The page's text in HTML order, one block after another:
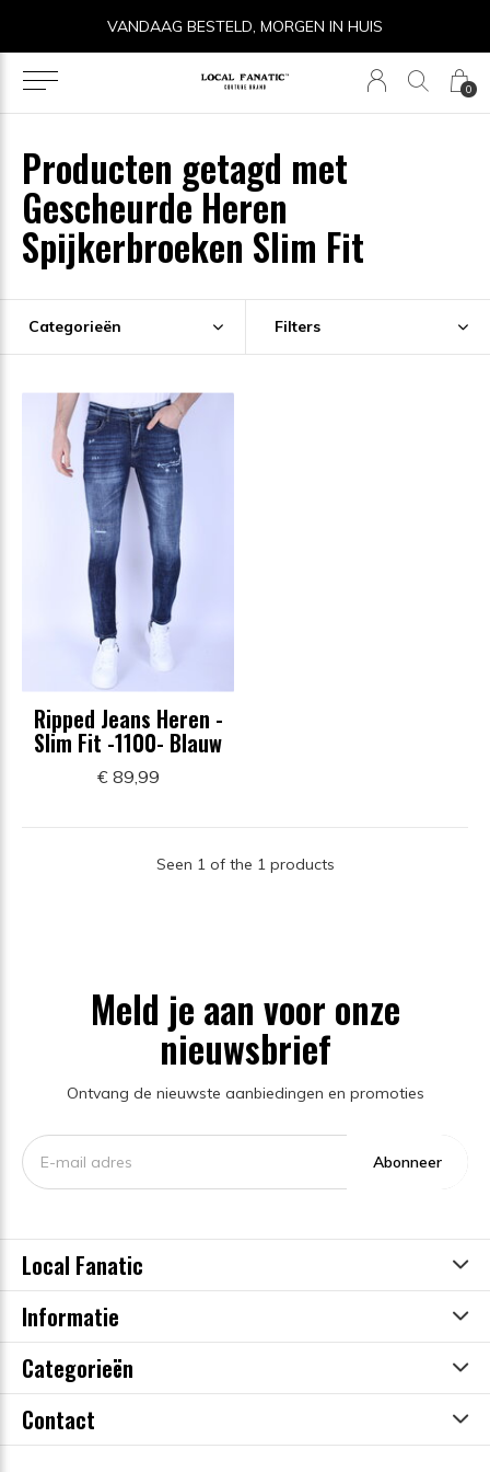
0
VANDAAG BESTELD, MORGEN IN HUIS
Producten getagd met
Gescheurde Heren
Spijkerbroeken Slim Fit
Categorieën Filters
Ripped Jeans Heren -
Slim Fit -1100- Blauw
€ 89,99
Seen 1 of the 1 products
Meld je aan voor onze
nieuwsbrief
Ontvang de nieuwste aanbiedingen en promoties
Abonneer
Local Fanatic
Informatie
Categorieën
Contact